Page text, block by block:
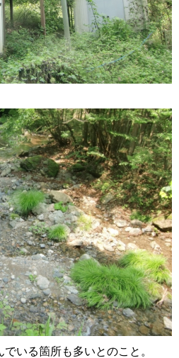
いる箇所も多いとのこと。